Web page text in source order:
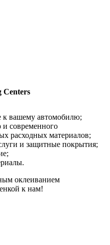
Centers
к вашему автомобилю;
и современного
расходных материалов;
и защитные покрытия;
оклеиванием
к нам!